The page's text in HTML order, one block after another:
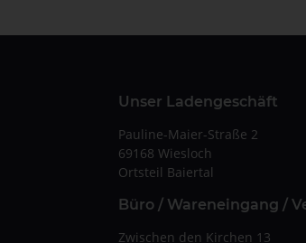
Unser Ladengeschäft
Pauline-Maier-Straße 2
69168 Wiesloch
Ortsteil Baiertal
Büro / Wareneingang /
Zwischen den Kirchen 13